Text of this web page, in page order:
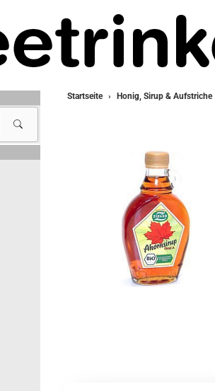
Startseite Honig, Sirup & Aufstriche